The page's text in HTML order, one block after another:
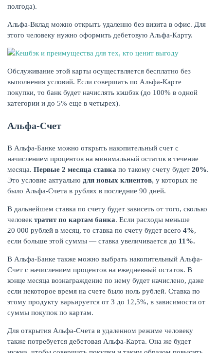
полгода).
Альфа-Вклад можно открыть удаленно без визита в офис. Для
этого человеку нужно оформить дебетовую Альфа-Карту.
Обслуживание этой карты осуществляется бесплатно без
выполнения условий. Если совершать по Альфа-Карте
покупки, то банк будет начислять кэшбэк (до 100% в одной
категории и до 5% еще в четырех).
Альфа-Счет
В Альфа-Банке можно открыть накопительный счет с
начислением процентов на минимальный остаток в течение
месяца. Первые 2 месяца ставка по такому счету будет 20%.
Это условие актуально для новых клиентов, у которых не
было Альфа-Счета в рублях в последние 90 дней.
В дальнейшем ставка по счету будет зависеть от того, сколько
человек тратит по картам банка. Если расходы меньше
20 000 рублей в месяц, то ставка по счету будет всего 4%,
если больше этой суммы — ставка увеличивается до 11%.
В Альфа-Банке также можно выбрать накопительный Альфа-
Счет с начислением процентов на ежедневный остаток. В
конце месяца вознаграждение по нему будет начислено, даже
если некоторое время на счете было ноль рублей. Ставка по
этому продукту варьируется от 3 до 12,5%, в зависимости от
суммы покупок по картам.
Для открытия Альфа-Счета в удаленном режиме человеку
также потребуется дебетовая Альфа-Карта. Она же будет